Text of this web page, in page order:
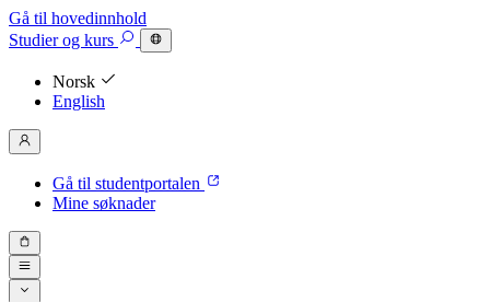
Gå til hovedinnhold
Studierog kurs
Norsk
English
Gå til studentportalen
Mine søknader